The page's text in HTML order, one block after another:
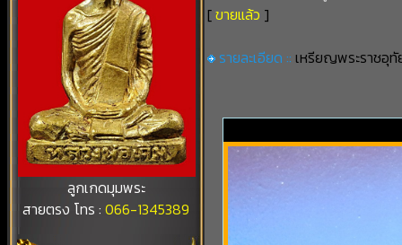
ลูกเกดมุมพระ
สายตรง โทร :066-1345389
[ขายแล้ว ]
รายละเอียด :: เหรียญพระราชอุ